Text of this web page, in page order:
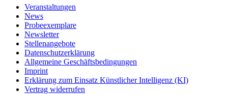
Veranstaltungen
News
Probeexemplare
Newsletter
Stellenangebote
Datenschutzerklärung
Allgemeine Geschäftsbedingungen
Imprint
Erklärung zum Einsatz Künstlicher Intelligenz (KI)
Vertrag widerrufen